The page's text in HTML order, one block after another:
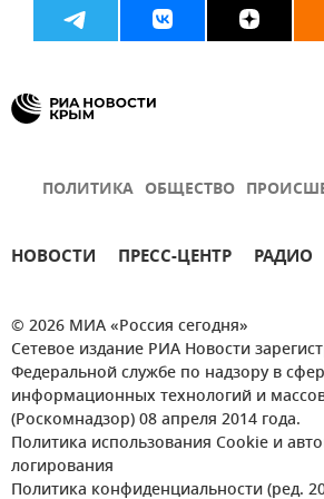
ПОЛИТИКА ОБЩЕСТВО
НОВОСТИ ПРЕСС-ЦЕНТР РАДИО
© 2026 МИА «Россия сегодня»
Сетевое издание РИА Новости
Федеральной службе по надзору в
информационных технологий и
(Роскомнадзор) 08 апреля 2014 года.
Политика использования Cookie и
логирования
Политика конфиденциальности (ред.